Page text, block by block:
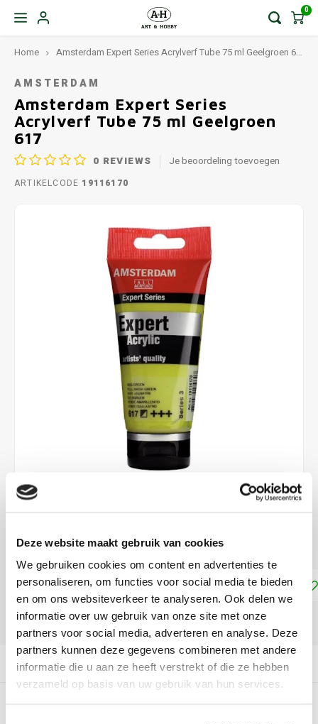
Deze website maakt gebruik van cookies
We gebruiken cookies om content en advertenties te
personaliseren, om functies voor social media te bieden
en om ons websiteverkeer te analyseren. Ook delen we
informatie over uw gebruik van onze site met onze
partners voor social media, adverteren en analyse. Deze
partners kunnen deze gegevens combineren met andere
informatie die u aan ze heeft verstrekt of die ze hebben
verzameld op basis van uw gebruik van hun services.
0
Home Amsterdam Expert Series Acrylverf Tube 75 ml Geelgroen 617
AMSTERDAM
Amsterdam Expert Series
Acrylverf Tube 75 ml Geelgroen
617
0 REVIEWS Je beoordeling toevoegen
ARTIKELCODE 19116170
DIRECT LEVERBAAR
Toevoegen aan winkelwagen
DELEN:
Productomschrijving